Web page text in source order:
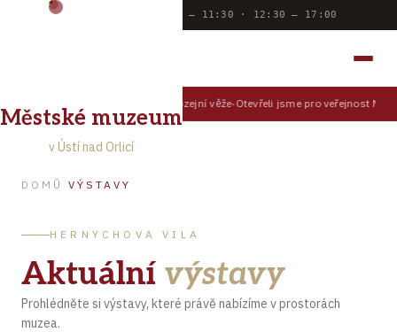
Městské muzeum
v Ústí nad Orlicí
Dnes otevřeno: 9:00 — 11:30 · 12:30 — 17:00
Prohlédněte si Ústí z muzejní věže Otevřeli jsme pro veřejnost
DOMŮ · VÝSTAVY
HERNYCHOVA VILA
Aktuální výstavy
Prohlédněte si výstavy, které právě nabízíme v prostorách
muzea.